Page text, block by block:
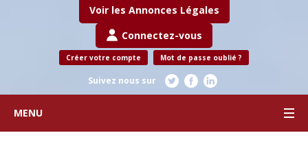
Voir les Annonces Légales
Connectez-vous
Créer votre compte Mot de passe oublié ?
Suivez nous sur
MENU